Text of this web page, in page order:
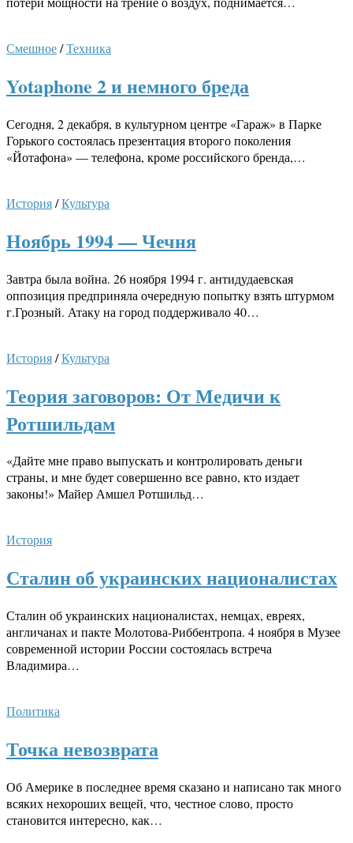
Смешное/Техника
Yotaphone 2 и немного бреда
Сегодня, 2 декабря, в культурном центре «Гараж» в Парке
Горького состоялась презентация второго поколения
«Йотафона» — телефона, кроме российского бренда,…
История/Культура
Ноябрь 1994 — Чечня
Завтра была война. 26 ноября 1994 г. антидудаевская
оппозиция предприняла очередную попытку взять штурмом
г.Грозный. Атаку на город поддерживало 40…
История/Культура
Теория заговоров: От Медичи к
Ротшильдам
«Дайте мне право выпускать и контролировать деньги
страны, и мне будет совершенно все равно, кто издает
законы!» Майер Амшел Ротшильд…
История
Сталин об украинских националистах
Сталин об украинских националистах, немцах, евреях,
англичанах и пакте Молотова-Риббентропа. 4 ноября в Музее
современной истории России состоялась встреча
Владимира…
Политика
Точка невозврата
Об Америке в последнее время сказано и написано так много
всяких нехороших вещей, что, честное слово, просто
становится интересно, как…